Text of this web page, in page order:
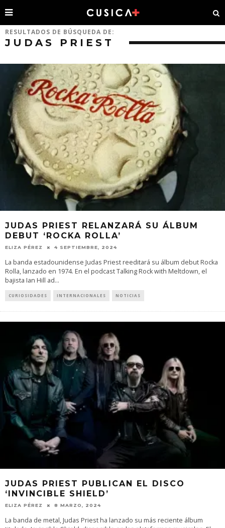
RESULTADOS DE BÚSQUEDA DE:
JUDAS PRIEST
JUDAS PRIEST RELANZARÁ SU ÁLBUM
DEBUT ‘ROCKA ROLLA’
ELIZA PÉREZ 4 SEPTIEMBRE, 2024
La banda estadounidense Judas Priest reeditará su álbum debut Rocka
Rolla, lanzado en 1974. En el podcast Talking Rock with Meltdown, el
bajista Ian Hill ad...
CURIOSIDADES INTERNACIONALES NOTICIAS
JUDAS PRIEST PUBLICAN EL DISCO
‘INVINCIBLE SHIELD’
ELIZA PÉREZ 8 MARZO, 2024
La banda de metal, Judas Priest ha lanzado su más reciente álbum